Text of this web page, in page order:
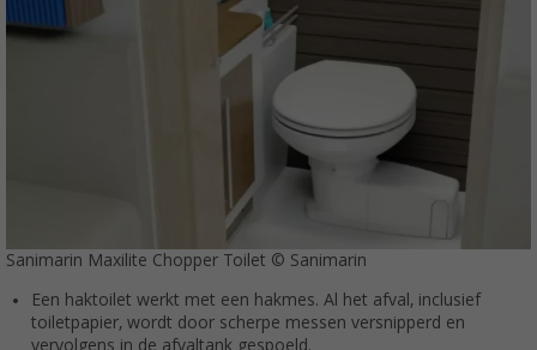
Sanimarin Maxilite Chopper Toilet © Sanimarin
Een haktoilet werkt met een hakmes. Al het afval, inclusief
toiletpapier, wordt door scherpe messen versnipperd en
vervolgens in de afvaltank gespoeld.